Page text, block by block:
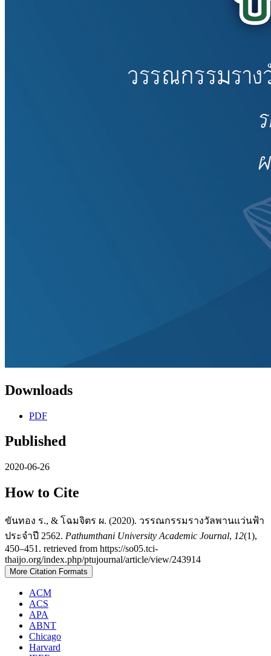
Downloads
PDF
Published
2020-06-26
How to Cite
ขันทอง ร., & โฉมจิตร ผ. (2020). วรรณกรรมรางวัลพานแว่นฟ้า
ประจำปี 2562. Pathumthani University Academic Journal, 12(1),
450–451. retrieved from https://so05.tci-
thaijo.org/index.php/ptujournal/article/view/243914
More Citation Formats
ACM
ACS
APA
ABNT
Chicago
Harvard